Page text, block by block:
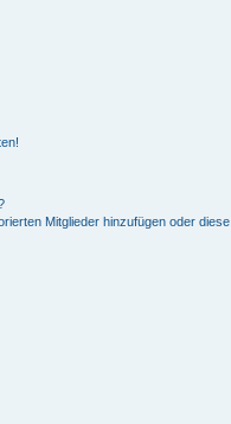
Mitglieder hinzufügen oder diese